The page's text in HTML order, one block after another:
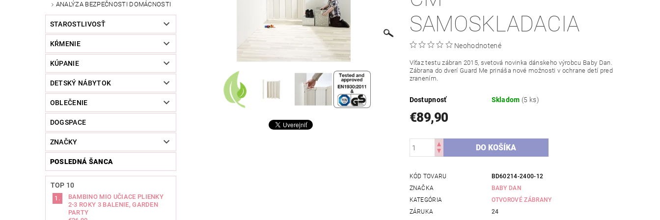
ANALÝZA BEZPEČNOSTI DOMÁCNOSTI
STAROSTLIVOSŤ
KŔMENIE
KÚPANIE
DETSKÝ NÁBYTOK
OBLEČENIE
DOGSPACE
ZNAČKY
POSLEDNÁ ŠANCA
TOP 10
BAMBINO MIO UČIACE PLIENKY
2-3 ROKY 3 BALENIE, GARDEN
PARTY
SAMOSKLADACIA
Neohodnotené
Víťaz testu zábran 2015, svetová novinka dánskeho výrobcu Baby Dan.
Zábrana do dverí Guard Me prináša nové možnosti v ochrane detí pred
zranením.
Dostupnosť Skladom (5 ks)
€89,90
KÓD TOVARU
BD60214-2400-12
ZNAČKA
BABY DAN
KATEGÓRIA
OTVOROVÉ ZÁBRANY
ZÁRUKA
24